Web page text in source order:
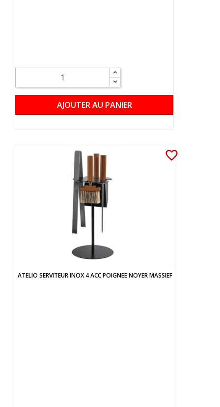
AJOUTER AU PANIER
favorite_border
ATELIO SERVITEUR INOX 4 ACC POIGNEE NOYER MASSIEF